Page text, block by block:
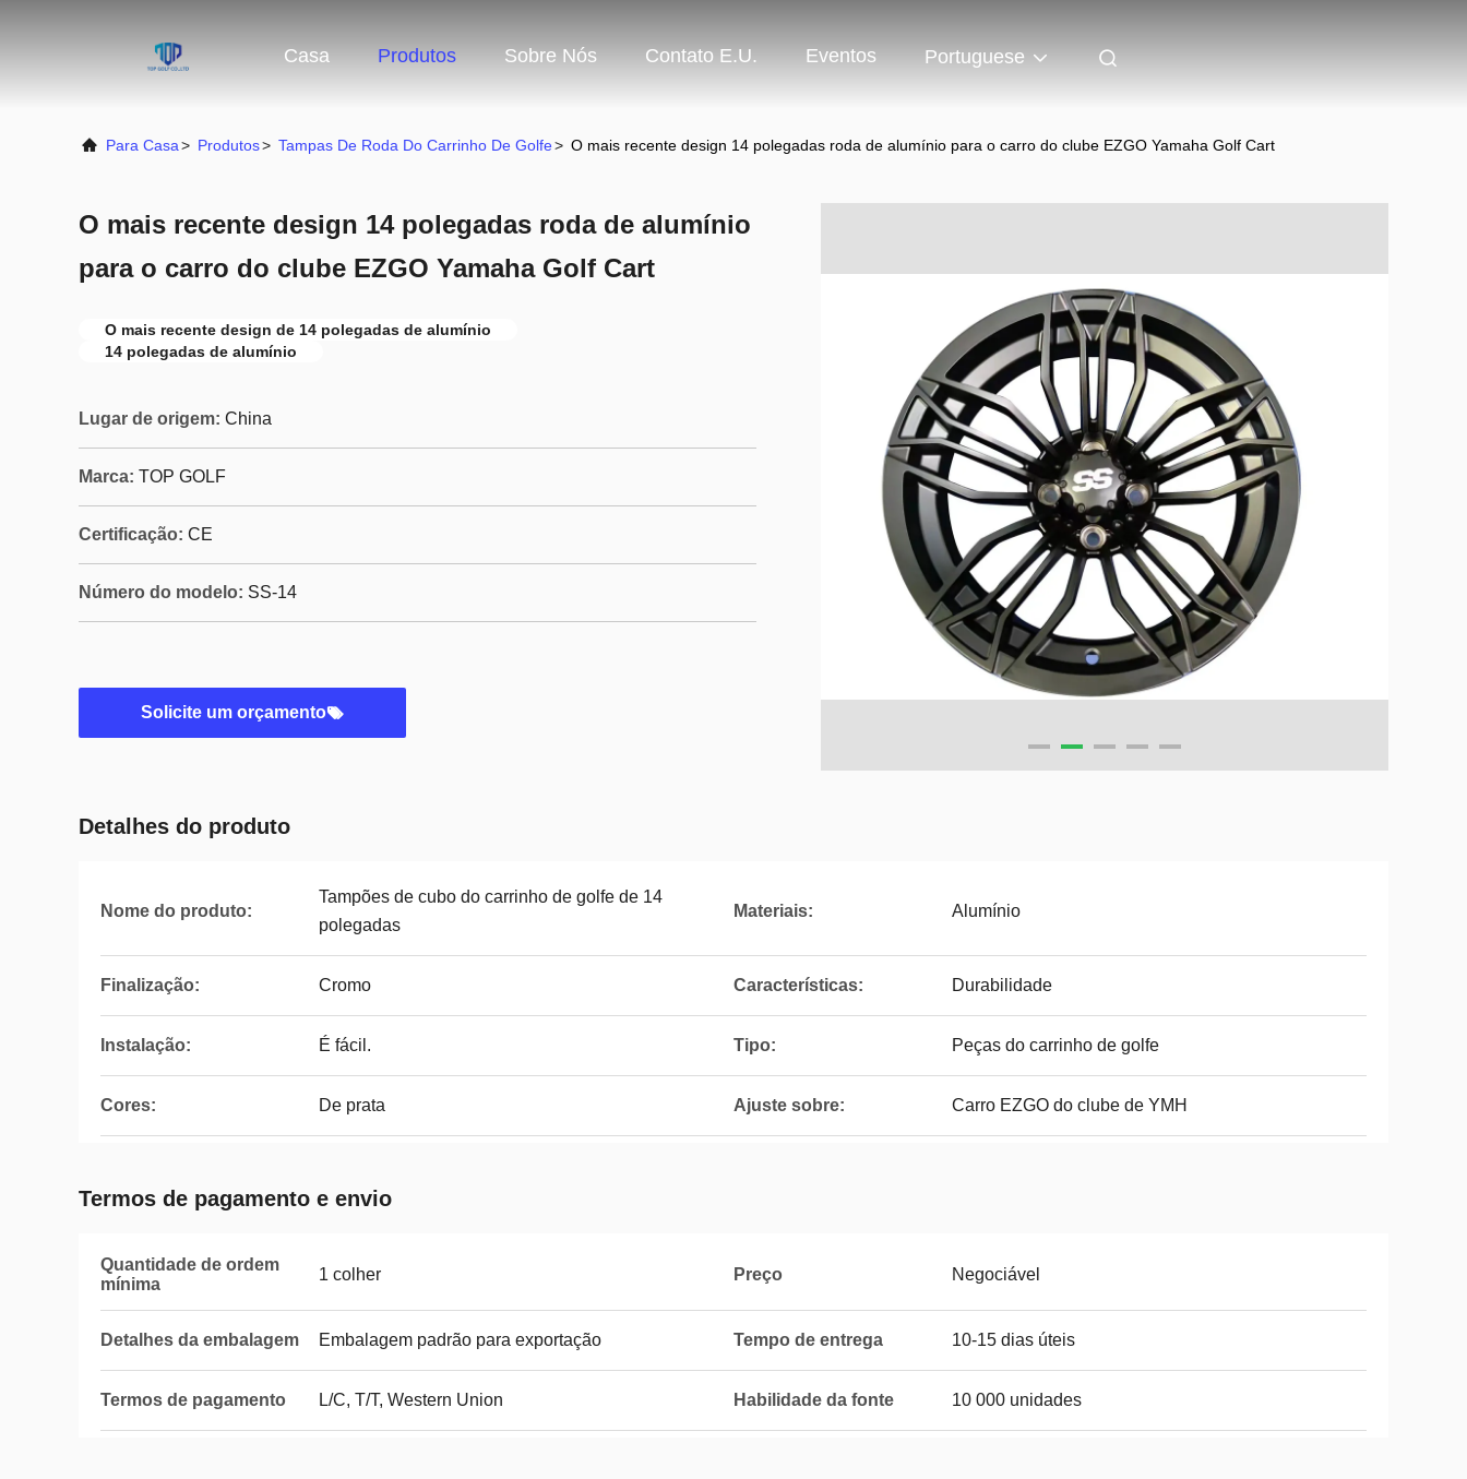
Casa Produtos Sobre Nós Contato E.U. Eventos Portuguese
Para Casa> Produtos> Tampas De Roda Do Carrinho De Golfe> O mais recente design 14 polegadas roda de alumínio para o carro do clube EZGO Yamaha Golf Cart
O mais recente design 14 polegadas roda de alumínio
para o carro do clube EZGO Yamaha Golf Cart
O mais recente design de 14 polegadas de alumínio
14 polegadas de alumínio
Lugar de origem: China
Marca: TOP GOLF
Certificação: CE
Número do modelo: SS-14
Solicite um orçamento
Detalhes do produto
Nome do produto:
Tampões de cubo do carrinho de golfe de 14
polegadas
Materiais: Alumínio
Finalização: Cromo Características: Durabilidade
Instalação: É fácil. Tipo: Peças do carrinho de golfe
Cores: De prata Ajuste sobre: Carro EZGO do clube de YMH
Termos de pagamento e envio
Quantidade de ordem
mínima
1 colher Preço Negociável
Detalhes da embalagem Embalagem padrão para exportação Tempo de entrega 10-15 dias úteis
Termos de pagamento L/C, T/T, Western Union Habilidade da fonte 10 000 unidades